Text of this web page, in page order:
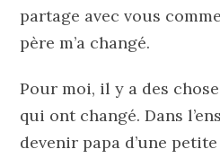
partage avec vous
père m’a changé.
Pour moi, il y a des
qui ont changé. Dans
devenir papa d’une